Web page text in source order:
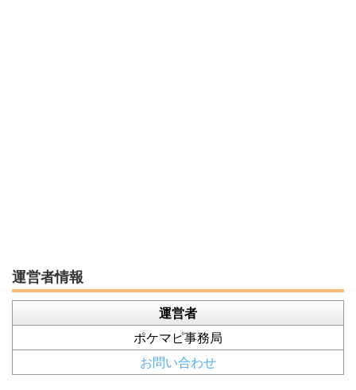
運営者情報
運営者
ポケマピ事務局
お問い合わせ